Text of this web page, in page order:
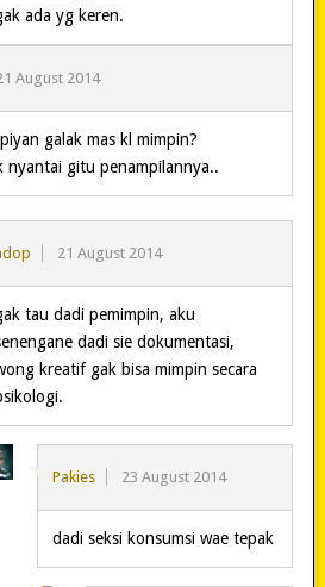
ada yg keren.
August 2014
galak mas kl mimpin?
nyantai gitu penampilannya..
21 August 2014
tau dadi pemimpin, aku
dadi sie dokumentasi,
kreatif gak bisa mimpin secara
Pakies 23 August 2014
dadi seksi konsumsi wae tepak